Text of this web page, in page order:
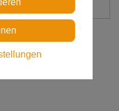
POUR